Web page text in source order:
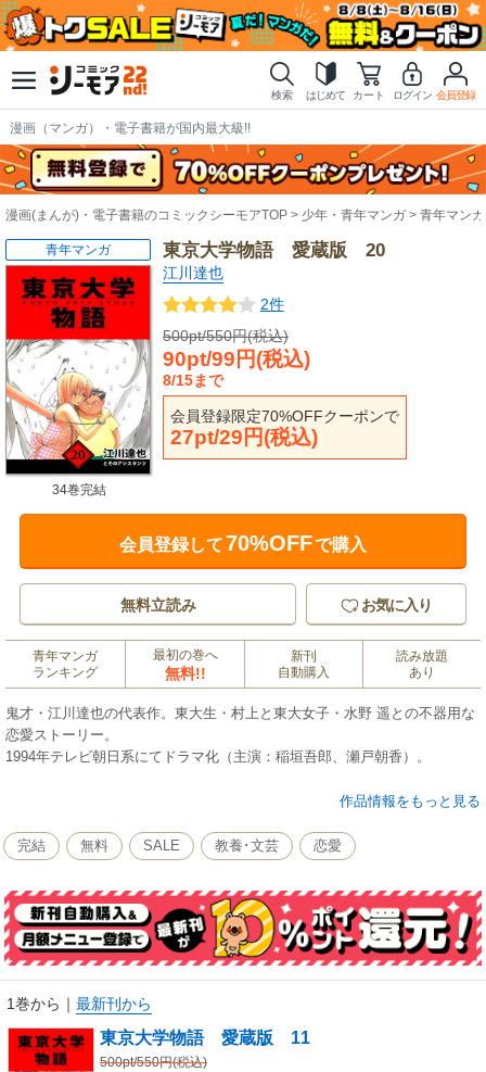
検索 はじめて カート ログイン 会員登録
漫画（マンガ）・電子書籍が国内最大級!!
漫画(まんが)・電子書籍のコミックシーモアTOP 少年・青年マンガ 青年マンガ
東京大学物語 愛蔵版 20
江川達也
2件
500pt/550円(税込)
90pt/99円(税込)
8/15まで
会員登録限定70%OFFクーポンで
27pt/29円(税込)
青年マンガ
34巻完結
会員登録して70%OFFで購入
無料立読み お気に入り
青年マンガ
ランキング
最初の巻へ
無料!!
新刊
自動購入
読み放題
あり
鬼才・江川達也の代表作。東大生・村上と東大女子・水野 遥との不器用な
恋愛ストーリー。
1994年テレビ朝日系にてドラマ化（主演：稲垣吾郎、瀬戸朝香）。
手錠を付けたまま鳥取に向かって無銭旅行をしている村上直樹と水野 遥は
庭教師をする村上。その甲斐あってテストで100点を取ることができた。こ
れに驚いた村民は自分の息子、娘にも教えてほしいと村上に懇願する。村
った。果たして、その真意とは…!?
＜目次＞第20巻
第210回 社会
第211回 凡夫日本一
第212回 抱擁（ほうよう）
第213回 生活力
作品情報をもっと見る
完結 無料 SALE 教養･文芸 恋愛
1巻から ｜ 最新刊から
東京大学物語 愛蔵版 11
500pt/550円(税込)